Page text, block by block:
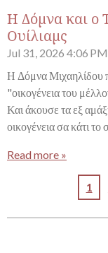
Η Δόμνα και ο
Ουίλιαμς
Jul 31, 2026 4:06 PM
Η Δόμνα Μιχαηλίδου
"οικογένεια του
Και άκουσε τα εξ
οικογένεια σα κάτι
Read more »
1